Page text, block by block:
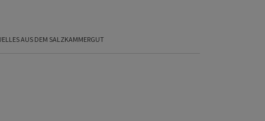
AUS DEM SALZKAMMERGUT